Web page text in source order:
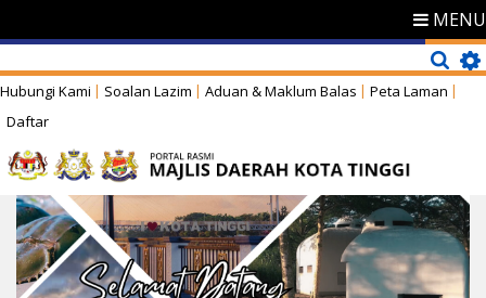
MENU
Hubungi Kami Soalan Lazim Aduan & Maklum Balas
Peta Laman
Daftar